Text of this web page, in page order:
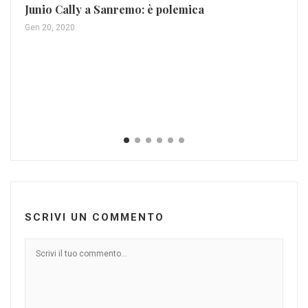
Junio Cally a Sanremo: è polemica
Gen 20, 2020
SCRIVI UN COMMENTO